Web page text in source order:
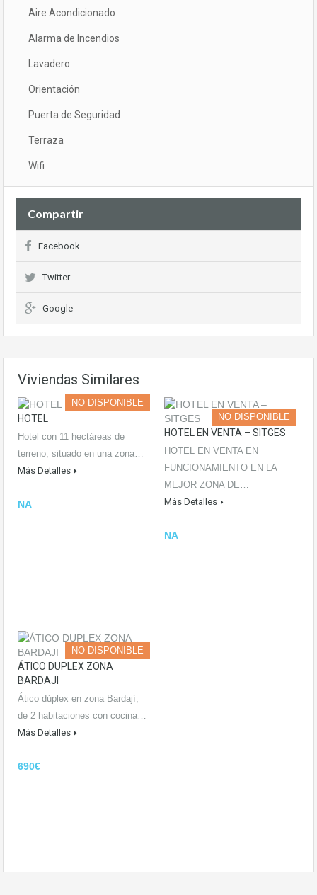
Aire Acondicionado
Alarma de Incendios
Lavadero
Orientación
Puerta de Seguridad
Terraza
Wifi
Compartir
Facebook
Twitter
Google
Viviendas Similares
NO DISPONIBLE
HOTEL
Hotel con 11 hectáreas de
terreno, situado en una zona…
Más Detalles
NA
NO DISPONIBLE
HOTEL EN VENTA – SITGES
HOTEL EN VENTA EN
FUNCIONAMIENTO EN LA
MEJOR ZONA DE…
Más Detalles
NA
NO DISPONIBLE
ÁTICO DUPLEX ZONA
BARDAJI
Ático dúplex en zona Bardají,
de 2 habitaciones con cocina…
Más Detalles
690€